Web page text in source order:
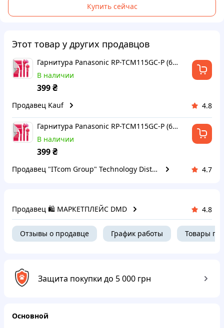
Купить сейчас
Этот товар у других продавцов
Гарнитура Panasonic RP-TCM115GC-P (6403675)
В наличии
399₴
Продавец Kauf 4.8
Гарнитура Panasonic RP-TCM115GC-P (6403675)
В наличии
399₴
Продавец "ITcom Group" Technology Distribution 4.7
Продавец 🛍️ МАРКЕТПЛЕЙС DMD 4.8
Отзывы о продавце График работы Товары
Защита покупки до 5 000 грн
Основной